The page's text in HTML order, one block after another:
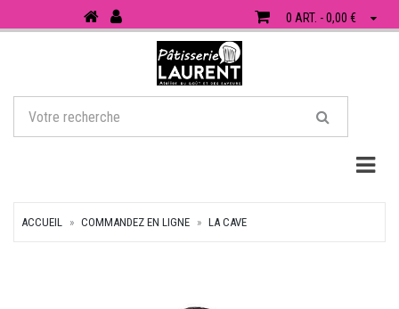
0 ART. - 0,00 €
ACCUEIL COMMANDEZ EN LIGNE LA CAVE